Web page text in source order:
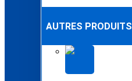
AUTRES PRODUITS